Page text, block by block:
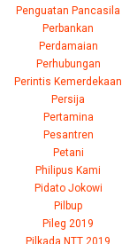
Penguatan Pancasila
Perbankan
Perdamaian
Perhubungan
Perintis Kemerdekaan
Persija
Pertamina
Pesantren
Petani
Philipus Kami
Pidato Jokowi
Pilbup
Pileg 2019
Pilkada NTT 2019